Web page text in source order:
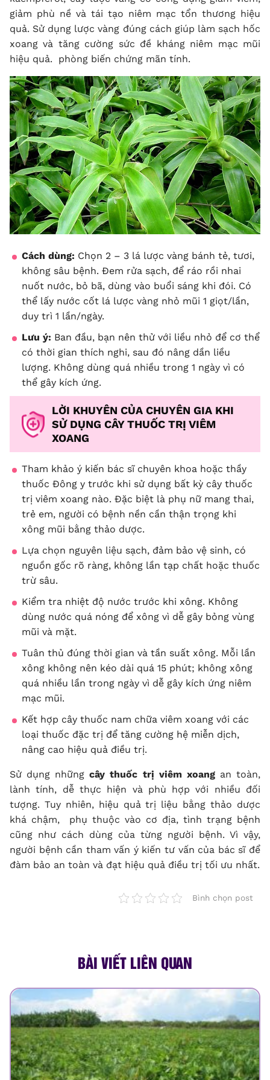
giảm phù nề và tái tạo niêm mạc tổn thương hiệu
quả. Sử dụng lược vàng đúng cách giúp làm sạch hốc
xoang và tăng cường sức đề kháng niêm mạc mũi
hiệu quả. phòng biến chứng mãn tính.
Cách dùng: Chọn 2 – 3 lá lược vàng bánh tẻ, tươi,
không sâu bệnh. Đem rửa sạch, để ráo rồi nhai
nuốt nước, bỏ bã, dùng vào buổi sáng khi đói. Có
thể lấy nước cốt lá lược vàng nhỏ mũi 1 giọt/lần,
duy trì 1 lần/ngày.
Lưu ý: Ban đầu, bạn nên thử với liều nhỏ để cơ thể
có thời gian thích nghi, sau đó nâng dần liều
lượng. Không dùng quá nhiều trong 1 ngày vì có
thể gây kích ứng.
LỜI KHUYÊN CỦA CHUYÊN GIA KHI
SỬ DỤNG CÂY THUỐC TRỊ VIÊM
XOANG
Tham khảo ý kiến bác sĩ chuyên khoa hoặc thầy
thuốc Đông y trước khi sử dụng bất kỳ cây thuốc
trị viêm xoang nào. Đặc biệt là phụ nữ mang thai,
trẻ em, người có bệnh nền cần thận trọng khi
xông mũi bằng thảo dược.
Lựa chọn nguyên liệu sạch, đảm bảo vệ sinh, có
nguồn gốc rõ ràng, không lần tạp chất hoặc thuốc
trừ sâu.
Kiểm tra nhiệt độ nước trước khi xông. Không
dùng nước quá nóng để xông vì dễ gây bỏng vùng
mũi và mặt.
Tuân thủ đúng thời gian và tần suất xông. Mỗi lần
xông không nên kéo dài quá 15 phút; không xông
quá nhiều lần trong ngày vì dễ gây kích ứng niêm
mạc mũi.
Kết hợp cây thuốc nam chữa viêm xoang với các
loại thuốc đặc trị để tăng cường hệ miễn dịch,
nâng cao hiệu quả điều trị.
Sử dụng nhữngcây thuốc trị viêm xoangan toàn,
lành tính, dễ thực hiện và phù hợp với nhiều đối
tượng. Tuy nhiên, hiệu quả trị liệu bằng thảo dược
khá chậm, phụ thuộc vào cơ địa, tình trạng bệnh
cũng như cách dùng của từng người bệnh. Vì vậy,
người bệnh cần tham vấn ý kiến tư vấn của bác sĩ để
đàm bảo an toàn và đạt hiệu quả điều trị tối ưu nhất.
Bình chọn post
BÀI VIẾT LIÊN QUAN